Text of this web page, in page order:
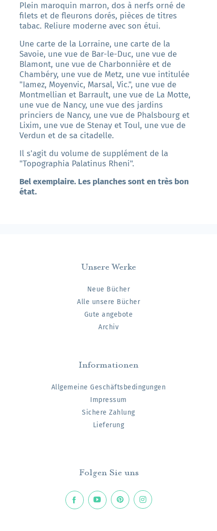
Plein maroquin marron, dos à nerfs orné de
filets et de fleurons dorés, pièces de titres
tabac. Reliure moderne avec son étui.
Une carte de la Lorraine, une carte de la
Savoie, une vue de Bar-le-Duc, une vue de
Blamont, une vue de Charbonnière et de
Chambéry, une vue de Metz, une vue intitulée
"Iamez, Moyenvic, Marsal, Vic.", une vue de
Montmellian et Barrault, une vue de La Motte,
une vue de Nancy, une vue des jardins
princiers de Nancy, une vue de Phalsbourg et
Lixim, une vue de Stenay et Toul, une vue de
Verdun et de sa citadelle.
Il s'agit du volume de supplément de la
"Topographia Palatinus Rheni".
Bel exemplaire. Les planches sont en très bon
état.
Unsere Werke
Neue Bücher
Alle unsere Bücher
Gute angebote
Archiv
Informationen
Allgemeine Geschäftsbedingungen
Impressum
Sichere Zahlung
Lieferung
Folgen Sie uns